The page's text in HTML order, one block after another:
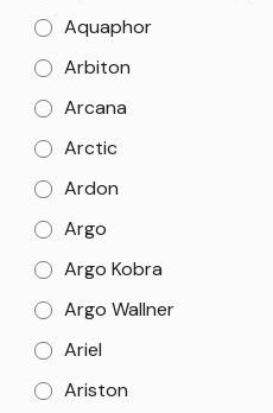
Aquaphor
Arbiton
Arcana
Arctic
Ardon
Argo
Argo Kobra
Argo Wallner
Ariel
Ariston